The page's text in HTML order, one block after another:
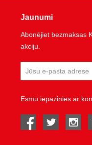
Jaunumi
Abonējiet bezmaksas
akciju.
Esmu iepazinies ar
facebook twitter